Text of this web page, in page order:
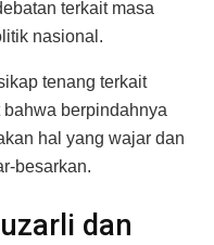
terkait masa
nasional.
tenang terkait
berpindahnya
hal yang wajar dan
besarkan.
dan